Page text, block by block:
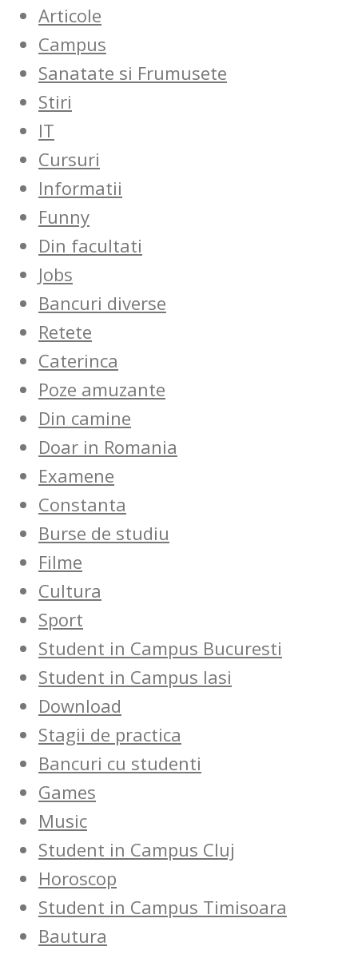
Articole
Campus
Sanatate si Frumusete
Stiri
IT
Cursuri
Informatii
Funny
Din facultati
Jobs
Bancuri diverse
Retete
Caterinca
Poze amuzante
Din camine
Doar in Romania
Examene
Constanta
Burse de studiu
Filme
Cultura
Sport
Student in Campus Bucuresti
Student in Campus Iasi
Download
Stagii de practica
Bancuri cu studenti
Games
Music
Student in Campus Cluj
Horoscop
Student in Campus Timisoara
Bautura